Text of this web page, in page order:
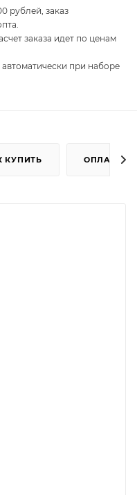
рублей, заказ
заказа идет по ценам
при наборе
КУПИТЬ ОПЛАТА